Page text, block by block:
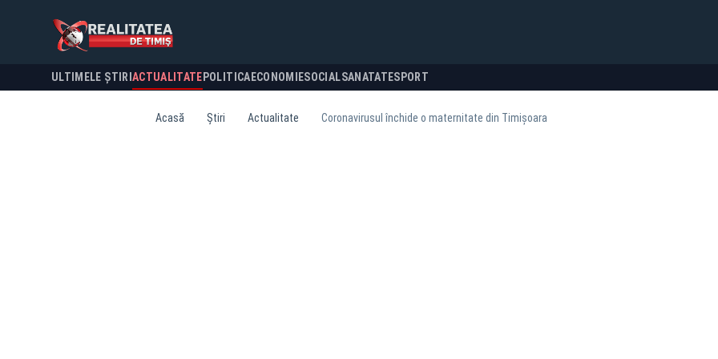
ULTIMELE ȘTIRI ACTUALITATE POLITICA ECONOMIESOCIALSANATATESPORT
Acasă Știri Actualitate Coronavirusul închide o maternitate din Timișoara